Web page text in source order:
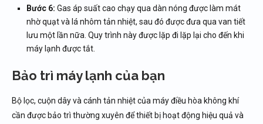
Bước 6: Gas áp suất cao chạy qua dàn nóng được làm mát
nhờ quạt và lá nhôm tản nhiệt, sau đó được đưa qua van tiết
lưu một lần nữa. Quy trình này được lặp đi lặp lại cho đến khi
máy lạnh được tắt.
Bảo trì máy lạnh của bạn
Bộ lọc, cuộn dây và cánh tản nhiệt của máy điều hòa không khí
cần được bảo trì thường xuyên để thiết bị hoạt động hiệu quả và